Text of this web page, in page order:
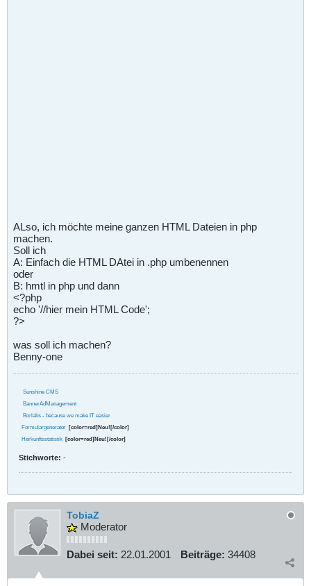
ALso, ich möchte meine ganzen HTML Dateien in php
machen.
Soll ich
A: Einfach die HTML DAtei in .php umbenennen
oder
B: hmtl in php und dann
<?php
echo '//hier mein HTML Code';
?>
was soll ich machen?
Benny-one
Sunshine CMS
BannerAdManagement
Borlabs - because we make IT easier
Formulargenerator [color=red]Neu![/color]
Herkunftsstatistik [color=red]Neu![/color]
Stichworte: -
TobiaZ
Moderator
Dabei seit: 22.01.2001 Beiträge: 34408